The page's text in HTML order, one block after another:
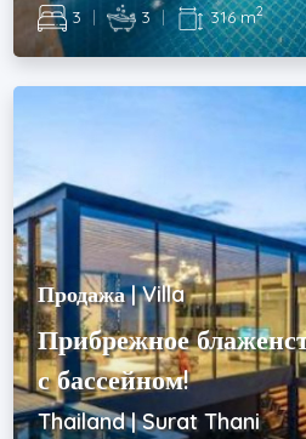
3 | 3 | 316 m2
Продажа | Villa
Прибрежное
с бассейном!
Thailand | Surat Thani